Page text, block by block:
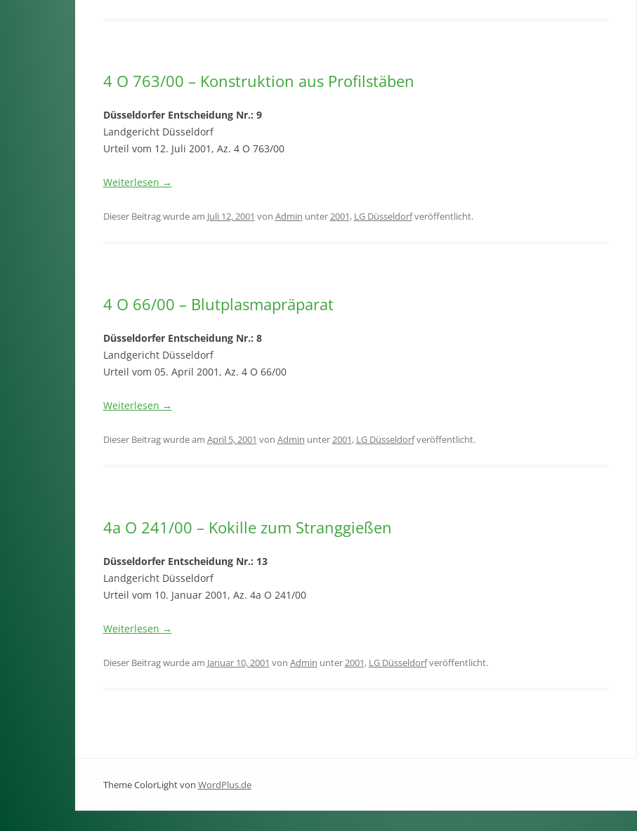
4 O 763/00 – Konstruktion aus Profilstäben
Düsseldorfer Entscheidung Nr.: 9
Landgericht Düsseldorf
Urteil vom 12. Juli 2001, Az. 4 O 763/00
Weiterlesen →
Dieser Beitrag wurde am Juli 12, 2001 von Admin unter2001, LG Düsseldorfveröffentlicht.
4 O 66/00 – Blutplasmapräparat
Düsseldorfer Entscheidung Nr.: 8
Landgericht Düsseldorf
Urteil vom 05. April 2001, Az. 4 O 66/00
Weiterlesen →
Dieser Beitrag wurde am April 5, 2001 von Admin unter2001, LG Düsseldorfveröffentlicht.
4a O 241/00 – Kokille zum Stranggießen
Düsseldorfer Entscheidung Nr.: 13
Landgericht Düsseldorf
Urteil vom 10. Januar 2001, Az. 4a O 241/00
Weiterlesen →
Dieser Beitrag wurde am Januar 10, 2001 von Admin unter2001, LG Düsseldorfveröffentlicht.
Theme ColorLight von WordPlus.de